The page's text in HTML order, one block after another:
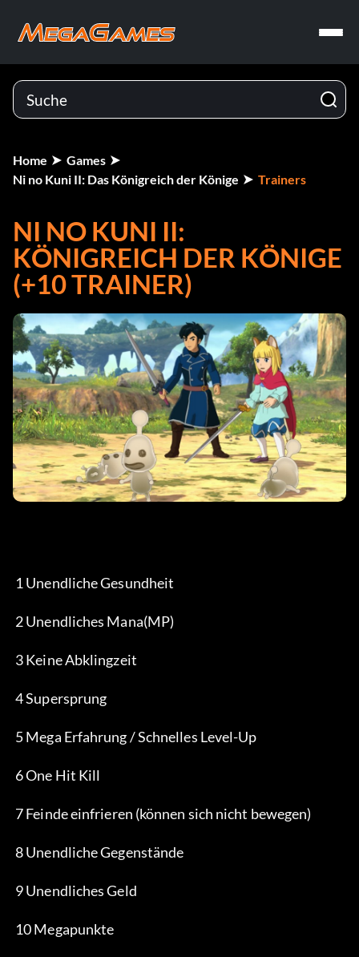
Home
Games
Ni no Kuni II: Das Königreich der Könige
Trainers
NI NO KUNI II:
KÖNIGREICH DER KÖNIGE
(+10 TRAINER)
1 Unendliche Gesundheit
2 Unendliches Mana(MP)
3 Keine Abklingzeit
4 Supersprung
5 Mega Erfahrung / Schnelles Level-Up
6 One Hit Kill
7 Feinde einfrieren (können sich nicht bewegen)
8 Unendliche Gegenstände
9 Unendliches Geld
10 Megapunkte